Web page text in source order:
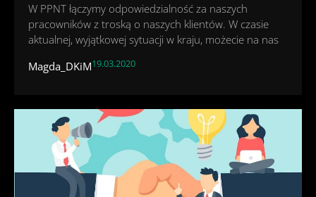
W PPNT łączymy odpowiedzialność za naszych
pracowników z troską o naszych klientów. W czasie
aktualnej, wyjątkowej sytuacji w kraju, możecie na nas
Magda_DKiM19.03.2020